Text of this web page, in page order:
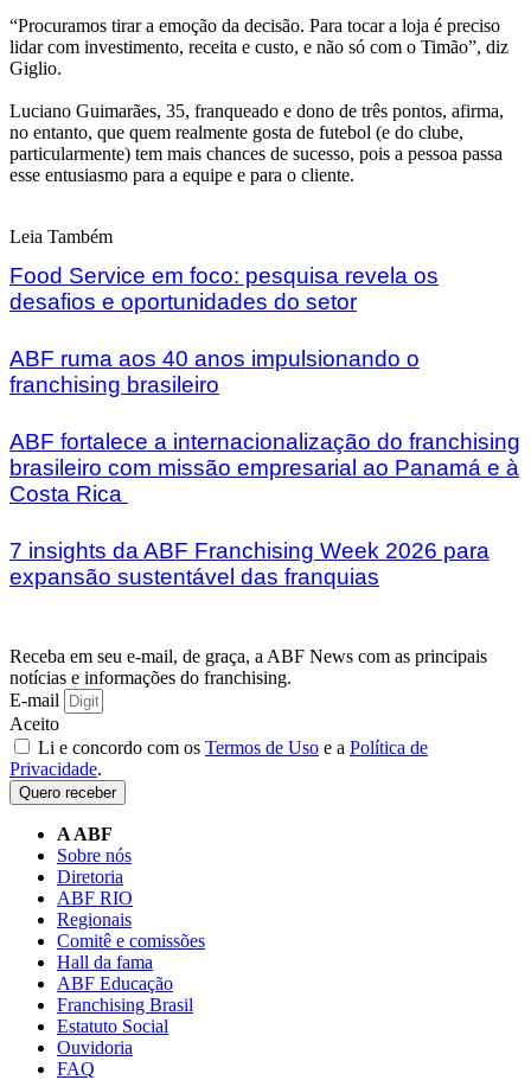
“Procuramos tirar a emoção da decisão. Para tocar a loja é preciso
lidar com investimento, receita e custo, e não só com o Timão”, diz
Giglio.
Luciano Guimarães, 35, franqueado e dono de três pontos, afirma,
no entanto, que quem realmente gosta de futebol (e do clube,
particularmente) tem mais chances de sucesso, pois a pessoa passa
esse entusiasmo para a equipe e para o cliente.
Leia Também
Food Service em foco: pesquisa revela os
desafios e oportunidades do setor
ABF ruma aos 40 anos impulsionando o
franchising brasileiro
ABF fortalece a internacionalização do franchising
brasileiro com missão empresarial ao Panamá e à
Costa Rica
7 insights da ABF Franchising Week 2026 para
expansão sustentável das franquias
Receba em seu e-mail, de graça, a ABF News com as principais
notícias e informações do franchising.
E-mail
Aceito
Li e concordo com os Termos de Uso e a Política de
Privacidade.
Quero receber
A ABF
Sobre nós
Diretoria
ABF RIO
Regionais
Comitê e comissões
Hall da fama
ABF Educação
Franchising Brasil
Estatuto Social
Ouvidoria
FAQ